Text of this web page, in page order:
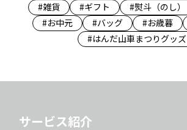
#雑貨 #ギフト #熨斗（のし）
#お中元
#バッグ #お歳暮
#はんだ山車まつりグッズ
サービス紹介